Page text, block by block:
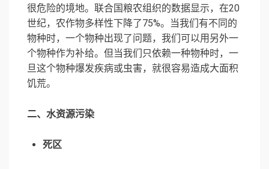
很危险的境地。联合国粮农组织的数据显示，在20
世纪，农作物多样性下降了75%。当我们有不同的
物种时，一个物种出现了问题，我们可以用另外一
个物种作为补给。但当我们只依赖一种物种时，一
旦这个物种爆发疾病或虫害，就很容易造成大面积
饥荒。
二、水资源污染
死区